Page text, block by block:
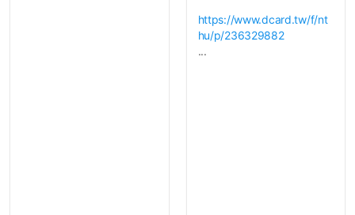
https://www.dcard.tw/f/nt
hu/p/236329882
...